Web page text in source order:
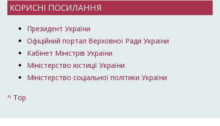
КОРИСНІ ПОСИЛАННЯ
Президент України
Офіційний портал Верховної Ради України
Кабінет Міністрів України
Міністерство юстиції України
Міністерство соціальної політики України
^ Top